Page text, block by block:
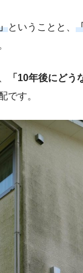
ということと、
「10年後にどう
です。